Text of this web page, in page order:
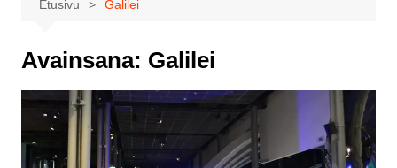
Etusivu Galilei
Avainsana: Galilei